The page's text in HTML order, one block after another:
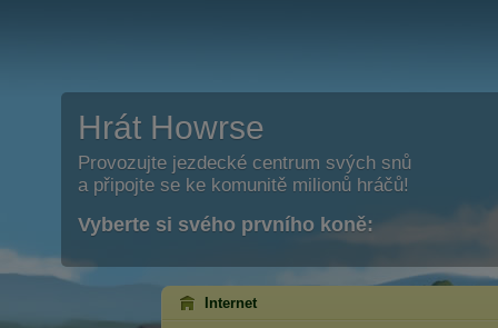
Hrát Howrse
Provozujte jezdecké centrum svých snů
a připojte se ke komunitě milionů hráčů!
Vyberte si svého prvního koně:
Internet